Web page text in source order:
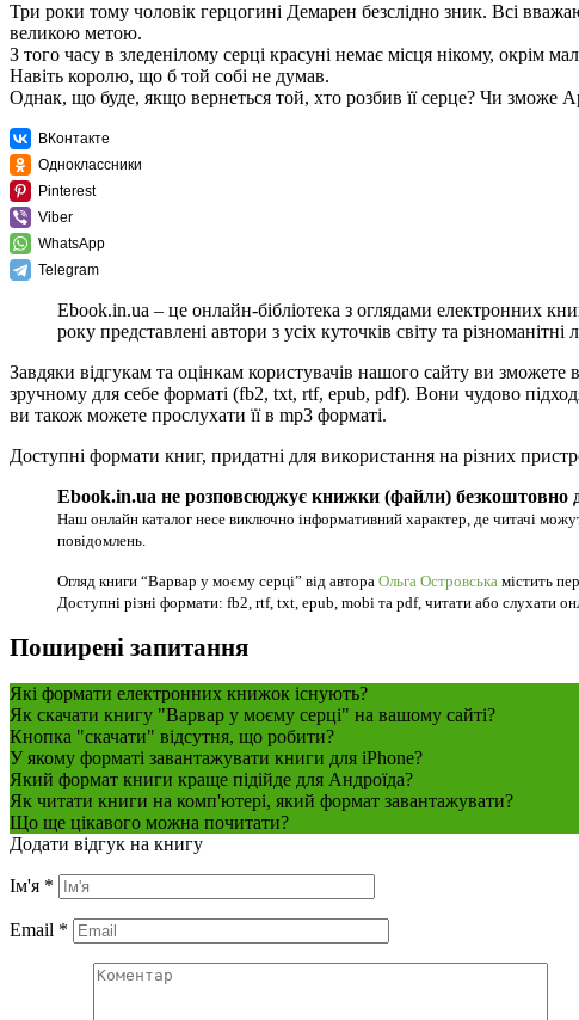
Три роки тому чоловік герцогині Демарен безслідно зник. Всі
великою метою.
З того часу в зледенілому серці красуні немає місця нікому, окрім
Навіть королю, що б той собі не думав.
Однак, що буде, якщо вернеться той, хто розбив її серце? Чи зможе
ВКонтакте
Одноклассники
Pinterest
Viber
WhatsApp
Telegram
Ebook.in.ua – це онлайн-бібліотека з оглядами електронних
року представлені автори з усіх куточків світу та різноманітні
Завдяки відгукам та оцінкам користувачів нашого сайту ви
зручному для себе форматі (fb2, txt, rtf, epub, pdf). Вони чудово
ви також можете прослухати її в mp3 форматі.
Доступні формати книг, придатні для використання на різних
Ebook.in.ua не розповсюджує книжки (файли) безкоштовно
Наш онлайн каталог несе виключно інформативний характер, де читачі
повідомлень.
Огляд книги “Варвар у моєму серці” від автора Ольга Островська містить
Доступні різні формати: fb2, rtf, txt, epub, mobi та pdf, читати або слухати
Поширені запитання
Які формати електронних книжок існують?
Як скачати книгу "Варвар у моєму серці" на вашому сайті?
Кнопка "скачати" відсутня, що робити?
У якому форматі завантажувати книги для iPhone?
Який формат книги краще підійде для Андроїда?
Як читати книги на комп'ютері, який формат завантажувати?
Що ще цікавого можна почитати?
Додати відгук на книгу
Ім'я *
Email *